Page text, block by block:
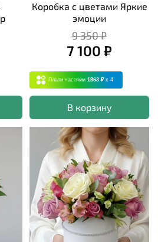
Коробка с цветами Яркие
эмоции
9 350 ₽
7 100 ₽
Плати частями 1863 ₽ x 4
В корзину